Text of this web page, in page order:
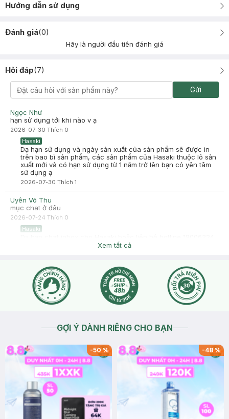
Hướng dẫn sử dụng
Đánh giá(0)
Hãy là người đầu tiên đánh giá
Hỏi đáp(7)
Gửi
Ngọc Như
hạn sử dụng tới khi nào v ạ
2026-07-30 Thích 0
Hasaki
Dạ hạn sử dụng và ngày sản xuất của sản phẩm sẽ được in
trên bao bì sản phẩm, các sản phẩm của Hasaki thuộc lô sản
xuất mới và có hạn sử dụng từ 1 năm trở lên bạn có yên tâm
sử dụng ạ
2026-07-30 Thích 1
Uyên Võ Thu
mục chat ở đâu
2026-07-24 Thích 0
Hasaki
(phím 1) để được hỗ trợ giải đáp nhé. Cảm ơn bạn đã tin tưởng
Hasaki
Dạ bạn chat inbox cho Hasaki hoặc liên hệ hotline 18006324
(phím 1) để được hỗ trợ giải đáp nhé. Cảm ơn bạn đã tin tưởng
và mua sắm tại Hasaki!
2026-07-24Thích
Xem tất cả
GỢI Ý DÀNH RIÊNG CHO BẠN
-50% -48%